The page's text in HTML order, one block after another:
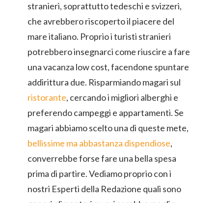
stranieri, soprattutto tedeschi e svizzeri,
che avrebbero riscoperto il piacere del
mare italiano. Proprio i turisti stranieri
potrebbero insegnarci come riuscire a fare
una vacanza low cost, facendone spuntare
addirittura due. Risparmiando magari sul
ristorante, cercando i migliori alberghi e
preferendo campeggi e appartamenti. Se
magari abbiamo scelto una di queste mete,
bellissime ma abbastanza dispendiose,
converrebbe forse fare una bella spesa
prima di partire. Vediamo proprio con i
nostri Esperti della Redazione quali sono